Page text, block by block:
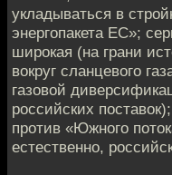
укладываться в
энергопакета ЕС»;
широкая (на грани
вокруг сланцевого
газовой
российских
против «Южного
естественно,